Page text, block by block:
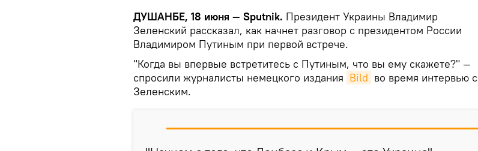
ДУШАНБЕ, 18 июня — Sputnik. Президент Украины Владимир
Зеленский рассказал, как начнет разговор с президентом России
Владимиром Путиным при первой встрече.
"Когда вы впервые встретитесь с Путиным, что вы ему скажете?" —
спросили журналисты немецкого издания Bild во время интервью с
Зеленским.